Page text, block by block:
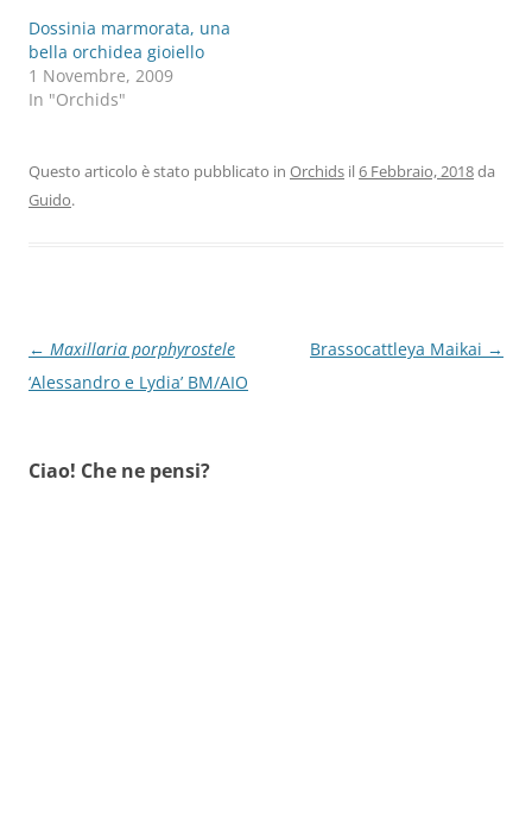
Dossinia marmorata, una
bella orchidea gioiello
1 Novembre, 2009
In "Orchids"
Questo articolo è stato pubblicato in Orchids il6 Febbraio, 2018da
Guido.
Navigazione
articolo
← Maxillaria porphyrostele
‘Alessandro e Lydia’ BM/AIO
Brassocattleya Maikai →
Ciao! Che ne pensi?